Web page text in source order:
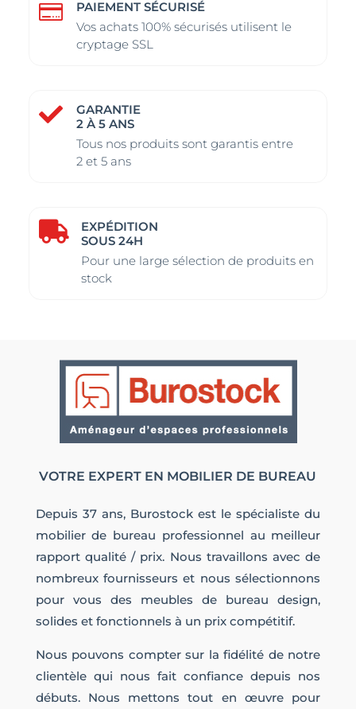

PAIEMENT SÉCURISÉ
Vos achats 100% sécurisés utilisent le
cryptage SSL

GARANTIE
2 À 5 ANS
Tous nos produits sont garantis entre
2 et 5 ans

EXPÉDITION
SOUS 24H
Pour une large sélection de produits en
stock
VOTRE EXPERT EN MOBILIER DE BUREAU
Depuis 37 ans, Burostock est le spécialiste du
mobilier de bureau professionnel au meilleur
rapport qualité / prix. Nous travaillons avec de
nombreux fournisseurs et nous sélectionnons
pour vous des meubles de bureau design,
solides et fonctionnels à un prix compétitif.
Nous pouvons compter sur la fidélité de notre
clientèle qui nous fait confiance depuis nos
débuts. Nous mettons tout en œuvre pour